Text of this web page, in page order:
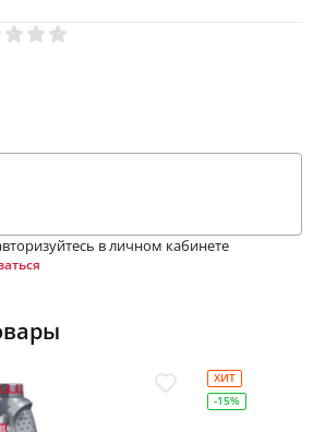
в личном кабинете
ХИТ
-15%